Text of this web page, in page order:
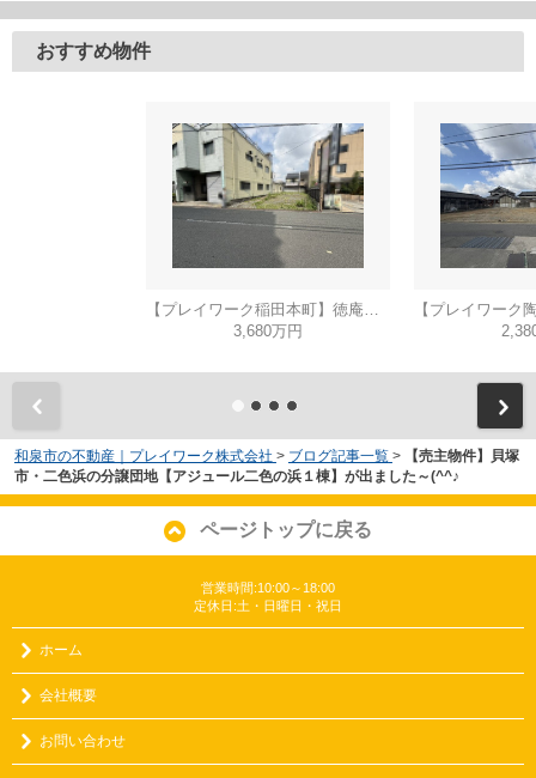
おすすめ物件
3,680万円
和泉市の不動産｜プレイワーク株式会社 > ブログ記事一覧 >
【売主物件】貝塚
市・二色浜の分譲団地【アジュール二色の浜１棟】が出ました～(^^♪
ページトップに戻る
営業時間:10:00～18:00
定休日:土・日曜日・祝日
ホーム
会社概要
お問い合わせ